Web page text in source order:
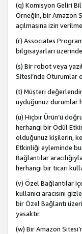
(q) Komisyon Geliri
Örneğin, bir Amazon
açılmasına izin
(r) Associates
bilgisayarları
(s) Bir robot veya
Sitesi’nde Oturumlar
(t) Müşteri
uyduğunuz durumlar
(u) Hiçbir Ürün’ü
herhangi bir Ödül
olduğunuz kişilerin,
Etkinliği eyleminde
Bağlantılar
herhangi bir ticari
(v) Özel Bağlantılar
kullanıcı aracısını
bir Özel Bağlantı
yasaktır.
(w) Bir Amazon